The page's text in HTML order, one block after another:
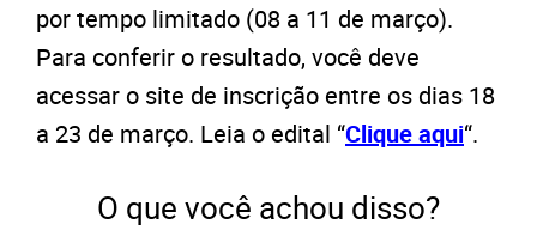
por tempo limitado (08 a 11 de março).
Para conferir o resultado, você deve
acessar o site de inscrição entre os dias 18
a 23 de março. Leia o edital “Clique aqui“.
O que você achou disso?